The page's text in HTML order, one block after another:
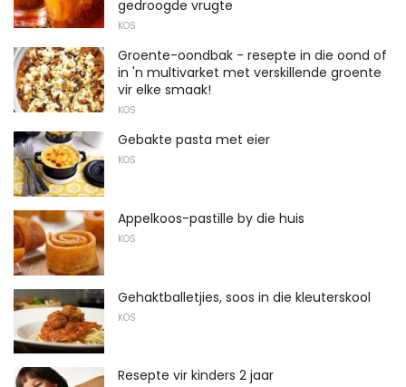
gedroogde vrugte
KOS
Groente-oondbak - resepte in die oond of
in 'n multivarket met verskillende groente
vir elke smaak!
KOS
Gebakte pasta met eier
KOS
Appelkoos-pastille by die huis
KOS
Gehaktballetjies, soos in die kleuterskool
KOS
Resepte vir kinders 2 jaar